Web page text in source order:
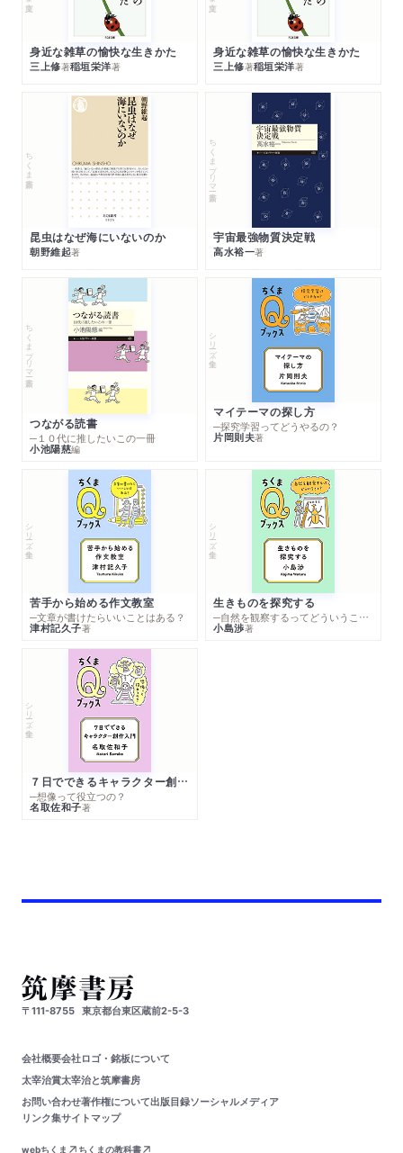
あとがき
身近な雑草の愉快な生きかた
三上修著稲垣栄洋著
身近な雑草の愉快な生きかた
三上修著稲垣栄洋著
ちくま新書
昆虫はなぜ海にいないのか
朝野維起著
ちくまプリマー新書
宇宙最強物質決定戦
高水裕一著
ちくまプリマー新書
つながる読書
─１０代に推したいこの一冊
小池陽慈編
シリーズ・全集
マイテーマの探し方
─探究学習ってどうやるの？
片岡則夫著
シリーズ・全集
苦手から始める作文教室
─文章が書けたらいいことはある？
津村記久子著
シリーズ・全集
生きものを探究する
─自然を観察するってどういうこと？
小島渉著
シリーズ・全集
７日でできるキャラクター創作入門
─想像って役立つの？
名取佐和子著
〒111-8755 東京都台東区蔵前2-5-3
会社概要会社ロゴ・銘板について
太宰治賞太宰治と筑摩書房
お問い合わせ著作権について出版目録ソーシャルメディア
リンク集サイトマップ
webちくま ちくまの教科書